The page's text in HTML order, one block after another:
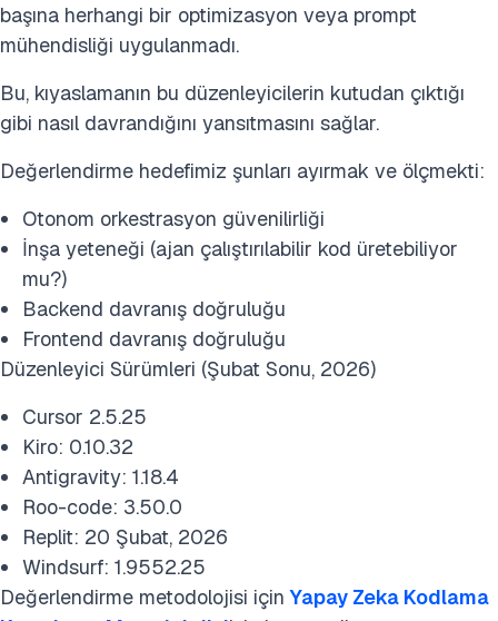
başına herhangi bir optimizasyon veya prompt
mühendisliği uygulanmadı.
Bu, kıyaslamanın bu düzenleyicilerin kutudan çıktığı
gibi nasıl davrandığını yansıtmasını sağlar.
Değerlendirme hedefimiz şunları ayırmak ve ölçmekti:
Otonom orkestrasyon güvenilirliği
İnşa yeteneği (ajan çalıştırılabilir kod üretebiliyor
mu?)
Backend davranış doğruluğu
Frontend davranış doğruluğu
Düzenleyici Sürümleri (Şubat Sonu, 2026)
Cursor 2.5.25
Kiro: 0.10.32
Antigravity: 1.18.4
Roo-code: 3.50.0
Replit: 20 Şubat, 2026
Windsurf: 1.9552.25
Değerlendirme metodolojisi içinYapay Zeka Kodlama